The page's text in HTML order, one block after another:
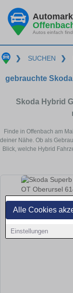
Alle Cookies
Einstellungen
Autos einfach
❯ SUCHEN ❯
gebrauchte
Skoda Hybrid
Finde in Offenbach am
deiner Nähe. Ob als
Blick, welche Hybrid